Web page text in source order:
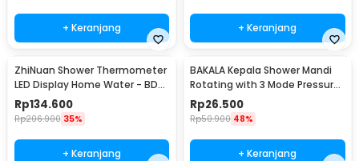
+ Keranjang + Keranjang
ZhiNuan Shower Thermometer
LED Display Home Water - BD-
LS-01
Rp134.600
Rp206.900 35%
+ Keranjang
BAKALA Kepala Shower Mandi
Rotating with 3 Mode Pressure
- BR-2223
Rp26.500
Rp50.900 48%
+ Keranjang